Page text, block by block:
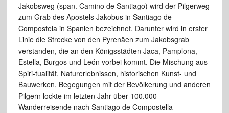
Jakobsweg (span. Camino de Santiago) wird der Pilgerweg
zum Grab des Apostels Jakobus in Santiago de
Compostela in Spanien bezeichnet. Darunter wird in erster
Linie die Strecke von den Pyrenäen zum Jakobsgrab
verstanden, die an den Königsstädten Jaca, Pamplona,
Estella, Burgos und León vorbei kommt. Die Mischung aus
Spiri-tualität, Naturerlebnissen, historischen Kunst- und
Bauwerken, Begegungen mit der Bevölkerung und anderen
Pilgern lockte im letzten Jahr über 100.000
Wanderreisende nach Santiago de Compostella